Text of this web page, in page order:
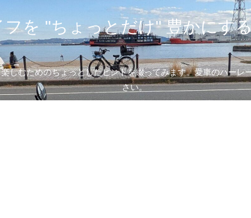
を "ちょっとだけ" 豊かにす
しむためのちょっとしたヒントを綴ってみます。愛車のハー
さい。